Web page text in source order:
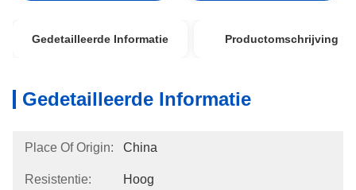
Gedetailleerde Informatie Productomschrijving
Gedetailleerde Informatie
Place Of Origin: China
Resistentie: Hoog